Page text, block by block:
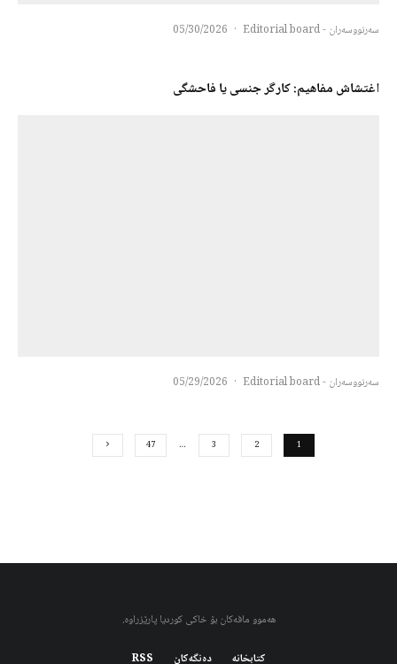
سەرنووسەران - Editorial board ·
05/30/2026
اغتشاش مفاهیم: کارگر جنسی یا فاحشگی
سەرنووسەران - Editorial board ·
05/29/2026
1
2
3
…
47
هەموو مافەکان بۆ خاکی کوردیا پارێزراوە.
کتابخانه دەنگەکان RSS